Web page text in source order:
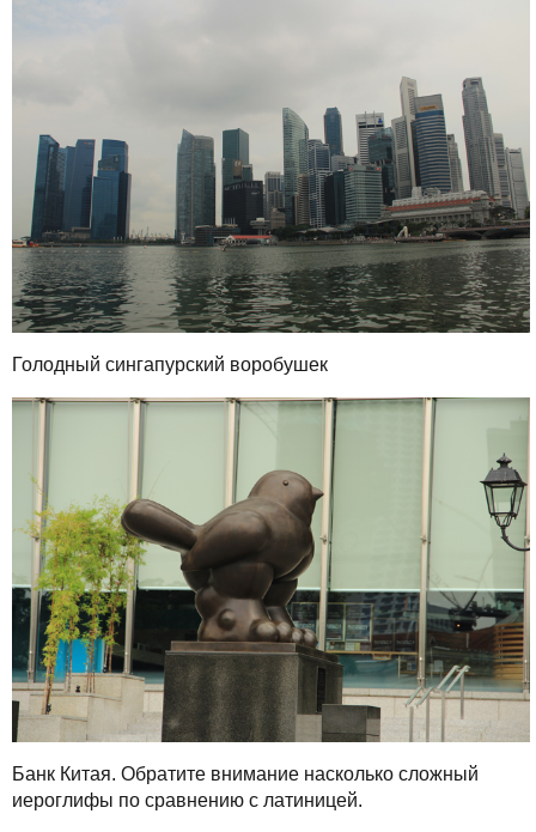
Голодный сингапурский воробушек
Банк Китая. Обратите внимание насколько сложный
иероглифы по сравнению с латиницей.